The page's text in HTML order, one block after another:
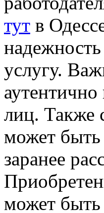
тут в
услугу.
лиц. Также
может быть
заранее
может быть